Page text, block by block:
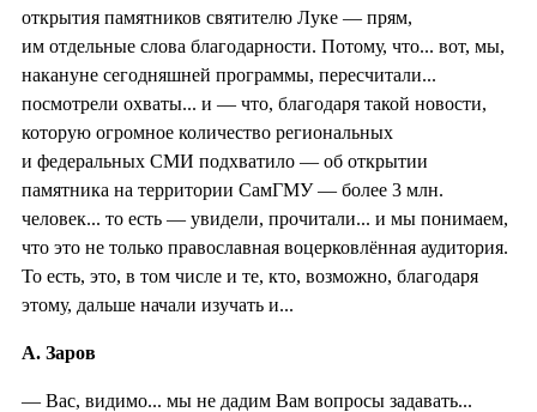
открытия памятников святителю Луке — прям,
им отдельные слова благодарности. Потому, что... вот, мы,
накануне сегодняшней программы, пересчитали...
посмотрели охваты... и — что, благодаря такой новости,
которую огромное количество региональных
и федеральных СМИ подхватило — об открытии
памятника на территории СамГМУ — более 3 млн.
человек... то есть — увидели, прочитали... и мы понимаем,
что это не только православная воцерковлённая аудитория.
То есть, это, в том числе и те, кто, возможно, благодаря
этому, дальше начали изучать и...
А. Заров
— Вас, видимо... мы не дадим Вам вопросы задавать...